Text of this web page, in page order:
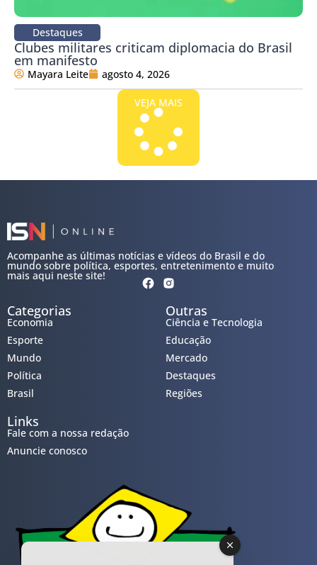
Destaques
Clubes militares criticam diplomacia do Brasil
em manifesto
Mayara Leite agosto 4, 2026
VEJA MAIS
Acompanhe as últimas notícias e vídeos do Brasil e do
mundo sobre política, esportes, entretenimento e muito
mais aqui neste site!
Categorias
Economia
Esporte
Mundo
Política
Brasil
Outras
Ciência e Tecnologia
Educação
Mercado
Destaques
Regiões
Links
Fale com a nossa redação
Anuncie conosco